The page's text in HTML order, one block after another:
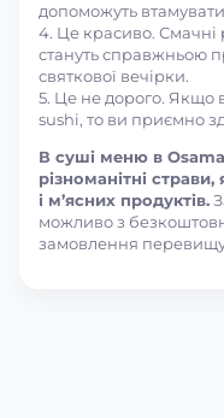
допоможуть
4. Це красиво.
стануть справжньою
святкової вечірки.
5. Це не дорого. Якщо
sushi, то ви приємно
В суші меню в
різноманітні
і м’ясних продуктів.
можливо з
замовлення